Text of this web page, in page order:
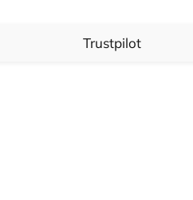
Trustpilot